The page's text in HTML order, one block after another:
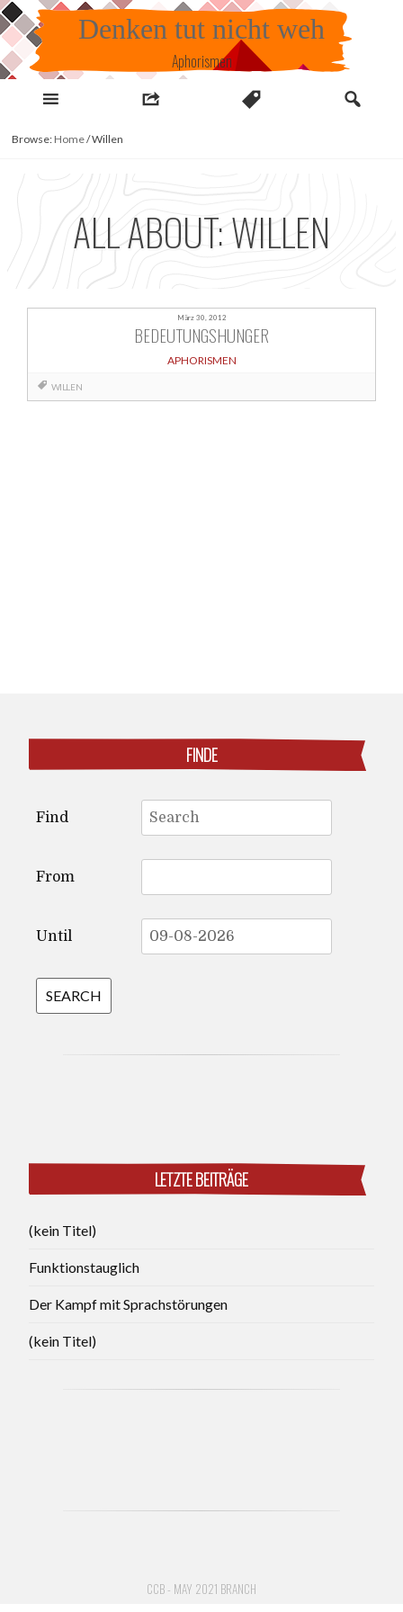
Skip
to
content
Denken tut nicht weh
Aphorismen
Browse: Home/Willen
ALL ABOUT: WILLEN
März 30, 2012
BEDEUTUNGSHUNGER
APHORISMEN
WILLEN
FINDE
for:
Find
From
Until
LETZTE BEITRÄGE
(kein Titel)
Funktionstauglich
Der Kampf mit Sprachstörungen
(kein Titel)
CCB - MAY 2021 BRANCH